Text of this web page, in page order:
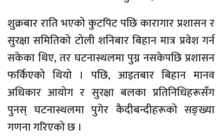
शुक्रबार राति भएको कुटपिट पछि कारागार प्रशासन र
सुरक्षा समितिको टोली शनिबार बिहान मात्र प्रवेश गर्न
सकेका थिए, तर घटनास्थलमा पुग्न नसकेपछि प्रशासन
फर्किएको थियो । पछि, आइतबार बिहान मानव
अधिकार आयोग र सुरक्षा बलका प्रतिनिधिहरूसँग
पुनस् घटनास्थलमा पुगेर कैदीबन्दीहरूको सङ्ख्या
गणना गरिएको छ ।